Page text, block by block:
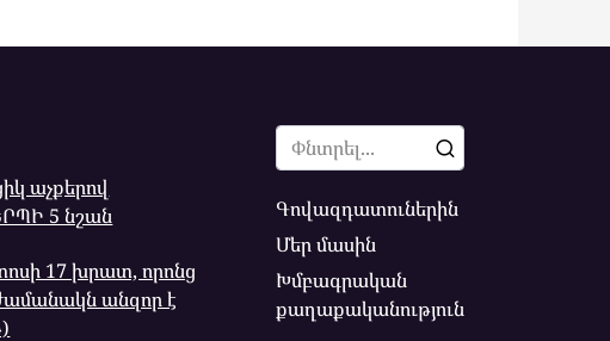
աչքերով
5 նշան
17 խրատ, որոնց
անզոր է
Search
for:
Գովազդատուներին
Մեր մասին
Խմբագրական
քաղաքականություն